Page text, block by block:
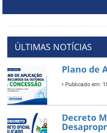
ÚLTIMAS NOTÍCIAS
Plano de
Publicado em:
Decreto